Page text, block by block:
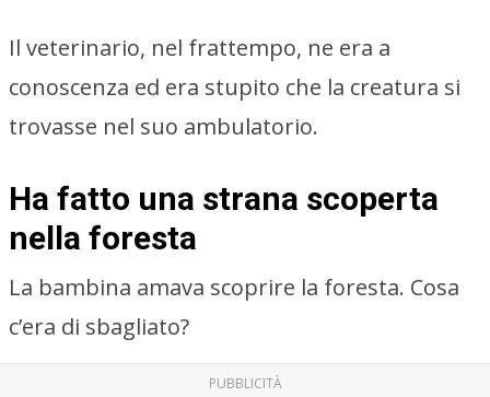
Il veterinario, nel frattempo, ne era a
conoscenza ed era stupito che la creatura si
trovasse nel suo ambulatorio.
Ha fatto una strana scoperta
nella foresta
La bambina amava scoprire la foresta. Cosa
c’era di sbagliato?
PUBBLICITÀ